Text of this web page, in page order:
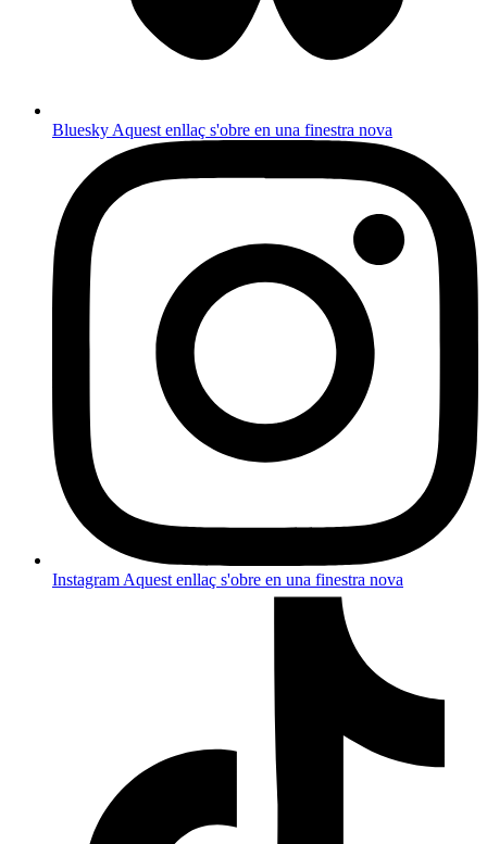
Bluesky Aquest enllaç s'obre en una finestra nova
Instagram Aquest enllaç s'obre en una finestra nova